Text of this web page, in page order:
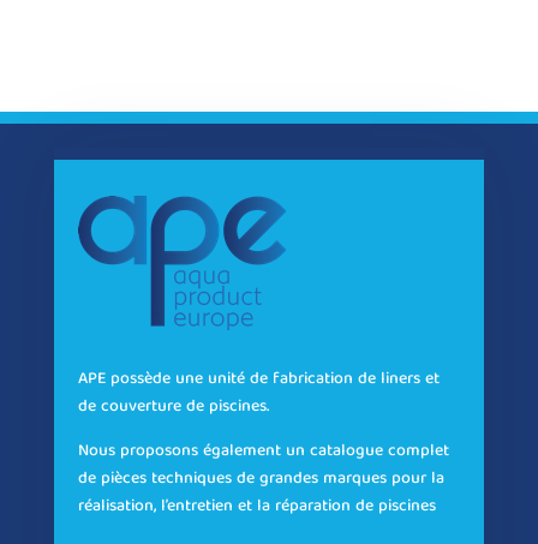
APE possède une unité de fabrication de liners et
de couverture de piscines.
Nous proposons également un catalogue complet
de pièces techniques de grandes marques pour la
réalisation, l’entretien et la réparation de piscines